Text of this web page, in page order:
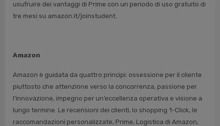
usufruire dei vantaggi di Prime con un periodo di uso gratuito di
tre mesi su amazon.it/joinstudent.
Amazon
Amazon è guidata da quattro principi: ossessione per il cliente
piuttosto che attenzione verso la concorrenza, passione per
l’innovazione, impegno per un’eccellenza operativa e visione a
lungo termine. Le recensioni dei clienti, lo shopping 1-Click, le
raccomandazioni personalizzate, Prime, Logistica di Amazon,